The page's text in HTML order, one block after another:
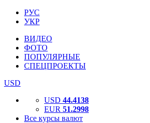
РУС
УКР
ВИДЕО
ФОТО
ПОПУЛЯРНЫЕ
СПЕЦПРОЕКТЫ
USD
USD 44.4138
EUR 51.2998
Все курсы валют